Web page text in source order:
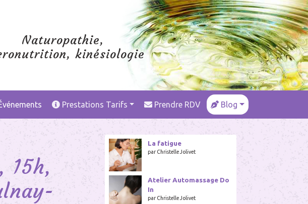
Naturopathie,
kinésiologie
Prestations Tarifs Prendre RDV Blog
15h,
La fatigue
par Christelle Jolivet
Atelier Automassage Do
In
par Christelle Jolivet